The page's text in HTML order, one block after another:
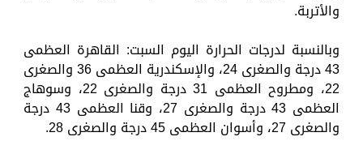
والأتربة.
وبالنسبة لدرجات الحرارة اليوم السبت: القاهرة العظمى
43 درجة والصغرى 24، والإسكندرية العظمى 36 والصغرى
22، ومطروح العظمى 31 درجة والصغرى 22، وسوهاج
العظمى 43 درجة والصغرى 27، وقنا العظمى 43 درجة
والصغرى 27، وأسوان العظمى 45 درجة والصغرى 28.